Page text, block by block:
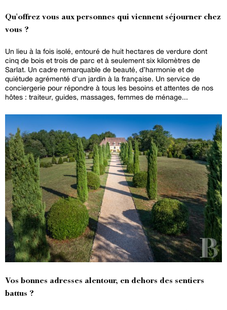
Qu'offrez vous aux personnes qui viennent séjourner chez
vous ?
Un lieu à la fois isolé, entouré de huit hectares de verdure dont
cinq de bois et trois de parc et à seulement six kilomètres de
Sarlat. Un cadre remarquable de beauté, d’harmonie et de
quiétude agrémenté d'un jardin à la française. Un service de
conciergerie pour répondre à tous les besoins et attentes de nos
hôtes : traiteur, guides, massages, femmes de ménage...
Vos bonnes adresses alentour, en dehors des sentiers
battus ?